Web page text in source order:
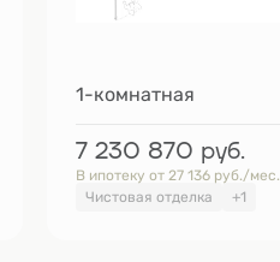
1-комнатная
7 230 870 руб.
В ипотеку от 27 136 руб./мес.
Чистовая отделка
+1